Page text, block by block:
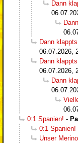
Dann
Dann
06.07.2026,
Dann
06.07.2026,
Dann
0:1 Spanien! -
0:1 Spanien!
Unser Merino